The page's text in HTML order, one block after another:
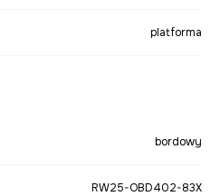
platforma
bordowy
RW25-OBD402-83X